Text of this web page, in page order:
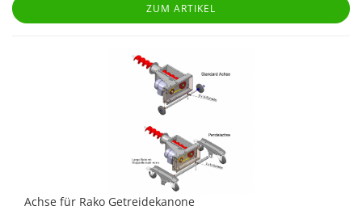
ZUM ARTIKEL
Achse für Rako Getreidekanone